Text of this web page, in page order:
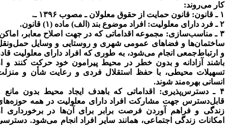
می‌روند:
قانون حمایت از حقوق معلولان ـ مصوب ۱۳۹۶ ـ.
افراد موضوع بند (الف) ماده (۱) قانون.
مجموعه اقداماتی که در جهت اصلاح معابر، اماکن،
و فضاهای عمومی شهری و روستایی و وسایل حمل‌ونقل
ارتباط‌جمعی انجام می‌شود، به ‌طوری که افراد دارای معلولیت قادر
آزادانه و بدون خطر در محیط پیرامون خود حرکت کنند و از
محیطی، با حفظ استقلال فردی و رعایت شأن و منزلت
بهره‌مند شوند.
اقداماتی که باهدف ایجاد محیط بدون مانع و
جهت مشارکت افراد دارای معلولیت در همه حوزه‌های
و فراهم آوردن فرصت برابر برای آن‌ها در برخورداری از
زندگی اجتماعی، همانند سایر افراد انجام می‌شود. دسترسی